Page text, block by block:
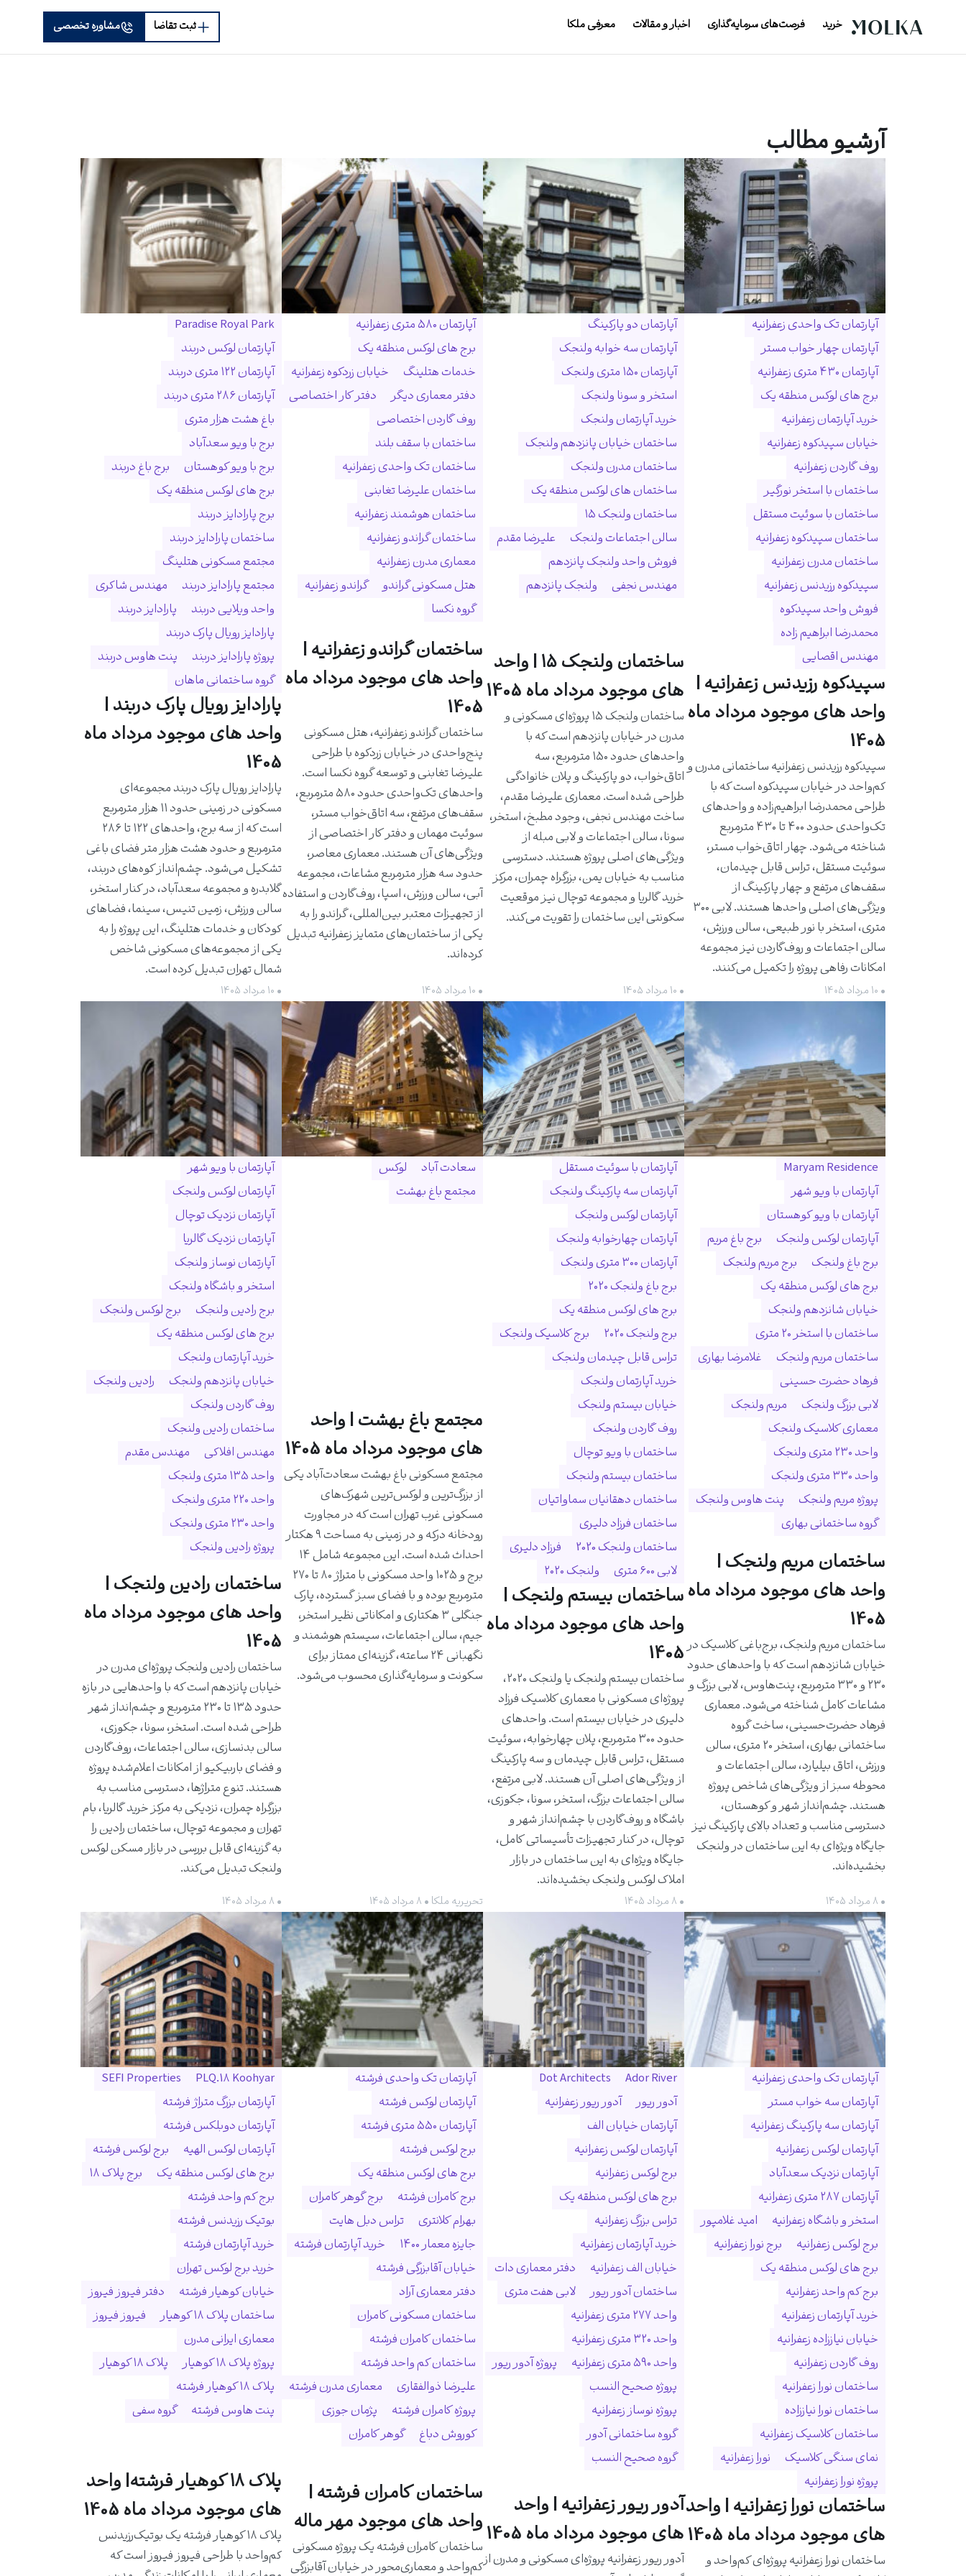
خرید فرصت‌های سرمایه‌گذاری اخبار و مقالات معرفی ملکا ثبت تقاضا مشاوره تخصصی
آرشیو مطالب
آپارتمان تک واحدی زعفرانیه
آپارتمان چهار خواب مستر
آپارتمان ۴۳۰ متری زعفرانیه
برج های لوکس منطقه یک
خرید آپارتمان زعفرانیه
خیابان سپیدکوه زعفرانیه
روف گاردن زعفرانیه
ساختمان با استخر نورگیر
ساختمان با سوئیت مستقل
ساختمان سپیدکوه زعفرانیه
ساختمان مدرن زعفرانیه
سپیدکوه رزیدنس زعفرانیه
فروش واحد سپیدکوه
محمدرضا ابراهیم زاده
مهندس اقصایی
سپیدکوه رزیدنس زعفرانیه |
واحد های موجود مرداد ماه
1405
سپیدکوه رزیدنس زعفرانیه ساختمانی مدرن و
کم‌واحد در خیابان سپیدکوه است که با
طراحی محمدرضا ابراهیم‌زاده و واحدهای
تک‌واحدی حدود ۴۰۰ تا ۴۳۰ مترمربع
شناخته می‌شود. چهار اتاق‌خواب مستر،
سوئیت مستقل، تراس قابل چیدمان،
سقف‌های مرتفع و چهار پارکینگ از
ویژگی‌های اصلی واحدها هستند. لابی ۳۰۰
متری، استخر با نور طبیعی، سالن ورزش،
سالن اجتماعات و روف‌گاردن نیز مجموعه
امکانات رفاهی پروژه را تکمیل می‌کنند.
• ۱۰ مرداد ۱۴۰۵
آپارتمان دو پارکینگ
آپارتمان سه خوابه ولنجک
آپارتمان ۱۵۰ متری ولنجک
استخر و سونا ولنجک
خرید آپارتمان ولنجک
ساختمان خیابان پانزدهم ولنجک
ساختمان مدرن ولنجک
ساختمان های لوکس منطقه یک
ساختمان ولنجک ۱۵
سالن اجتماعات ولنجک
علیرضا مقدم
فروش واحد ولنجک پانزدهم
مهندس نجفی
ولنجک پانزدهم
ساختمان ولنجک ۱۵ | واحد
های موجود مرداد ماه 1405
ساختمان ولنجک ۱۵ پروژه‌ای مسکونی و
مدرن در خیابان پانزدهم است که با
واحدهای حدود ۱۵۰ مترمربع، سه
اتاق‌خواب، دو پارکینگ و پلان خانوادگی
طراحی شده است. معماری علیرضا مقدم،
ساخت مهندس نجفی، وجود مطبخ، استخر،
سونا، سالن اجتماعات و لابی مبله از
ویژگی‌های اصلی پروژه هستند. دسترسی
مناسب به خیابان یمن، بزرگراه چمران، مرکز
خرید گالریا و مجموعه توچال نیز موقعیت
سکونتی این ساختمان را تقویت می‌کند.
• ۱۰ مرداد ۱۴۰۵
آپارتمان ۵۸۰ متری زعفرانیه
برج های لوکس منطقه یک
خدمات هتلینگ
خیابان زردکوه زعفرانیه
دفتر معماری دیگر
دفتر کار اختصاصی
روف گاردن اختصاصی
ساختمان با سقف بلند
ساختمان تک واحدی زعفرانیه
ساختمان علیرضا تغابنی
ساختمان هوشمند زعفرانیه
ساختمان گراندو زعفرانیه
معماری مدرن زعفرانیه
هتل مسکونی گراندو
گراندو زعفرانیه
گروه نکسا
ساختمان گراندو زعفرانیه |
واحد های موجود مرداد ماه
1405
ساختمان گراندو زعفرانیه، هتل مسکونی
پنج‌واحدی در خیابان زردکوه با طراحی
علیرضا تغابنی و توسعه گروه نکسا است.
واحدهای تک‌واحدی حدود ۵۸۰ مترمربع،
سقف‌های مرتفع، سه اتاق‌خواب مستر،
سوئیت مهمان و دفتر کار اختصاصی از
ویژگی‌های آن هستند. معماری معاصر،
حدود سه هزار مترمربع مشاعات، مجموعه
آبی، سالن ورزش، اسپا، روف‌گاردن و استفاده
از تجهیزات معتبر بین‌المللی، گراندو را به
یکی از ساختمان‌های متمایز زعفرانیه تبدیل
کرده‌اند.
• ۱۰ مرداد ۱۴۰۵
Paradise Royal Park
آپارتمان لوکس دربند
آپارتمان ۱۲۲ متری دربند
آپارتمان ۲۸۶ متری دربند
باغ هشت هزار متری
برج با ویو سعدآباد
برج با ویو کوهستان
برج باغ دربند
برج های لوکس منطقه یک
برج پارادایز دربند
ساختمان پارادایز دربند
مجتمع مسکونی هتلینگ
مجتمع پارادایز دربند
مهندس شاکری
واحد ویلایی دربند
پارادایز دربند
پارادایز رویال پارک دربند
پروژه پارادایز دربند
پنت هاوس دربند
گروه ساختمانی ماهان
پارادایز رویال پارک دربند |
واحد های موجود مرداد ماه
1405
پارادایز رویال پارک دربند مجموعه‌ای
مسکونی در زمینی حدود ۱۱ هزار مترمربع
است که از سه برج، واحدهای ۱۲۲ تا ۲۸۶
مترمربع و حدود هشت هزار متر فضای باغی
تشکیل می‌شود. چشم‌انداز کوه‌های دربند،
گلابدره و مجموعه سعدآباد، در کنار استخر،
سالن ورزش، زمین تنیس، سینما، فضاهای
کودکان و خدمات هتلینگ، این پروژه را به
یکی از مجموعه‌های مسکونی شاخص
شمال تهران تبدیل کرده است.
• ۱۰ مرداد ۱۴۰۵
Maryam Residence
آپارتمان با ویو شهر
آپارتمان با ویو کوهستان
آپارتمان لوکس ولنجک
برج باغ مریم
برج باغ ولنجک
برج مریم ولنجک
برج های لوکس منطقه یک
خیابان شانزدهم ولنجک
ساختمان با استخر ۲۰ متری
ساختمان مریم ولنجک
غلامرضا بهاری
فرهاد حضرت حسینی
لابی بزرگ ولنجک
مریم ولنجک
معماری کلاسیک ولنجک
واحد ۲۳۰ متری ولنجک
واحد ۳۳۰ متری ولنجک
پروژه مریم ولنجک
پنت هاوس ولنجک
گروه ساختمانی بهاری
ساختمان مریم ولنجک |
واحد های موجود مرداد ماه
1405
ساختمان مریم ولنجک، برج‌باغی کلاسیک در
خیابان شانزدهم است که با واحدهای حدود
۲۳۰ و ۳۳۰ مترمربع، پنت‌هاوس، لابی بزرگ و
مشاعات کامل شناخته می‌شود. معماری
فرهاد حضرت‌حسینی، ساخت گروه
ساختمانی بهاری، استخر ۲۰ متری، سالن
ورزش، اتاق بیلیارد، سالن اجتماعات و
محوطه سبز از ویژگی‌های شاخص پروژه
هستند. چشم‌انداز شهر و کوهستان،
دسترسی مناسب و تعداد بالای پارکینگ نیز
جایگاه ویژه‌ای به این ساختمان در ولنجک
بخشیده‌اند.
• ۸ مرداد ۱۴۰۵
آپارتمان با سوئیت مستقل
آپارتمان سه پارکینگ ولنجک
آپارتمان لوکس ولنجک
آپارتمان چهارخوابه ولنجک
آپارتمان ۳۰۰ متری ولنجک
برج باغ ولنجک ۲۰۲۰
برج های لوکس منطقه یک
برج ولنجک ۲۰۲۰
برج کلاسیک ولنجک
تراس قابل چیدمان ولنجک
خرید آپارتمان ولنجک
خیابان بیستم ولنجک
روف گاردن ولنجک
ساختمان با ویو توچال
ساختمان بیستم ولنجک
ساختمان دهقانیان سماواتیان
ساختمان فرزاد دلیری
ساختمان ولنجک 2020
فرزاد دلیری
لابی ۶۰۰ متری
ولنجک ۲۰۲۰
ساختمان بیستم ولنجک |
واحد های موجود مرداد ماه
1405
ساختمان بیستم ولنجک یا ولنجک ۲۰۲۰،
پروژه‌ای مسکونی با معماری کلاسیک فرزاد
دلیری در خیابان بیستم است. واحدهای
حدود ۳۰۰ مترمربع، پلان چهارخوابه، سوئیت
مستقل، تراس قابل چیدمان و سه پارکینگ
از ویژگی‌های اصلی آن هستند. لابی مرتفع،
سالن اجتماعات بزرگ، استخر، سونا، جکوزی،
باشگاه و روف‌گاردن با چشم‌انداز شهر و
توچال، در کنار تجهیزات تأسیساتی کامل،
جایگاه ویژه‌ای به این ساختمان در بازار
املاک لوکس ولنجک بخشیده‌اند.
• ۸ مرداد ۱۴۰۵
سعادت آباد
لوکس
مجتمع باغ بهشت
مجتمع باغ بهشت | واحد
های موجود مرداد ماه 1405
مجتمع مسکونی باغ بهشت سعادت‌آباد یکی
از بزرگ‌ترین و لوکس‌ترین شهرک‌های
مسکونی غرب تهران است که در مجاورت
رودخانه درکه و در زمینی به مساحت ۹ هکتار
احداث شده است. این مجموعه شامل ۱۴
برج و ۱۰۲۵ واحد مسکونی با متراژ ۸۰ تا ۲۷۰
مترمربع بوده و با فضای سبز گسترده، پارک
جنگلی ۳ هکتاری و امکاناتی نظیر استخر،
جیم، سالن اجتماعات، سیستم هوشمند و
نگهبانی ۲۴ ساعته، گزینه‌ای ممتاز برای
سکونت و سرمایه‌گذاری محسوب می‌شود.
تحریریه ملکا • ۸ مرداد ۱۴۰۵
آپارتمان با ویو شهر
آپارتمان لوکس ولنجک
آپارتمان نزدیک توچال
آپارتمان نزدیک گالریا
آپارتمان نوساز ولنجک
استخر و باشگاه ولنجک
برج رادین ولنجک
برج لوکس ولنجک
برج های لوکس منطقه یک
خرید آپارتمان ولنجک
خیابان پانزدهم ولنجک
رادین ولنجک
روف گاردن ولنجک
ساختمان رادین ولنجک
مهندس افلاکی
مهندس مقدم
واحد ۱۳۵ متری ولنجک
واحد ۲۲۰ متری ولنجک
واحد ۲۳۰ متری ولنجک
پروژه رادین ولنجک
ساختمان رادین ولنجک |
واحد های موجود مرداد ماه
1405
ساختمان رادین ولنجک پروژه‌ای مدرن در
خیابان پانزدهم است که با واحدهایی در بازه
حدود ۱۳۵ تا ۲۳۰ مترمربع و چشم‌انداز شهر
طراحی شده است. استخر، سونا، جکوزی،
سالن بدنسازی، سالن اجتماعات، روف‌گاردن
و فضای باربیکیو از امکانات اعلام‌شده پروژه
هستند. تنوع متراژها، دسترسی مناسب به
بزرگراه چمران، نزدیکی به مرکز خرید گالریا، بام
تهران و مجموعه توچال، ساختمان رادین را
به گزینه‌ای قابل بررسی در بازار مسکن لوکس
ولنجک تبدیل می‌کند.
• ۸ مرداد ۱۴۰۵
آپارتمان تک واحدی زعفرانیه
آپارتمان سه خواب مستر
آپارتمان سه پارکینگ زعفرانیه
آپارتمان لوکس زعفرانیه
آپارتمان نزدیک سعدآباد
آپارتمان ۲۸۷ متری زعفرانیه
استخر و باشگاه زعفرانیه
امید غلامپور
برج لوکس زعفرانیه
برج نورا زعفرانیه
برج های لوکس منطقه یک
برج کم واحد زعفرانیه
خرید آپارتمان زعفرانیه
خیابان نیاززاده زعفرانیه
روف گاردن زعفرانیه
ساختمان نورا زعفرانیه
ساختمان نورا نیاززاده
ساختمان کلاسیک زعفرانیه
نمای سنگی کلاسیک
نورا زعفرانیه
پروژه نورا زعفرانیه
ساختمان نورا زعفرانیه | واحد
های موجود مرداد ماه 1405
ساختمان نورا زعفرانیه پروژه‌ای کم‌واحد و
Ador River
Dot Architects
آدور ریور
آدور ریور زعفرانیه
آپارتمان خیابان الف
آپارتمان لوکس زعفرانیه
برج لوکس زعفرانیه
برج های لوکس منطقه یک
تراس بزرگ زعفرانیه
خرید آپارتمان زعفرانیه
خیابان الف زعفرانیه
دفتر معماری دات
ساختمان آدور ریور
لابی هفت متری
واحد ۲۷۷ متری زعفرانیه
واحد ۳۲۰ متری زعفرانیه
واحد ۵۹۰ متری زعفرانیه
پروژه آدور ریور
پروژه صحیح النسب
پروژه نوساز زعفرانیه
گروه ساختمانی آدور
گروه صحیح النسب
آدور ریور زعفرانیه | واحد
های موجود مرداد ماه 1405
آدور ریور زعفرانیه پروژه‌ای مسکونی و مدرن از
آپارتمان تک واحدی فرشته
آپارتمان لوکس فرشته
آپارتمان ۵۵۰ متری فرشته
برج لوکس فرشته
برج های لوکس منطقه یک
برج کامران فرشته
برج گوهر کامران
بهرام کلانتری
تراس دبل هایت
جایزه معمار ۱۴۰۰
خرید آپارتمان فرشته
خیابان آقابزرگی فرشته
دفتر معماری آراد
ساختمان مسکونی کامران
ساختمان کامران فرشته
ساختمان کم واحد فرشته
علیرضا ذوالفقاری
معماری مدرن فرشته
پروژه کامران فرشته
پژمان جوزی
کوروش دباغ
گوهر کامران
ساختمان کامران فرشته |
واحد های موجود مهر ماله
ساختمان کامران فرشته یک پروژه مسکونی
کم‌واحد و معماری‌محور در خیابان آقابزرگی
PLQ.18 Koohyar
SEFI Properties
آپارتمان بزرگ متراژ فرشته
آپارتمان دوبلکس فرشته
آپارتمان لوکس الهیه
برج لوکس فرشته
برج های لوکس منطقه یک
برج پلاک ۱۸
برج کم واحد فرشته
بوتیک رزیدنس فرشته
خرید آپارتمان فرشته
خرید برج لوکس تهران
خیابان کوهیار فرشته
دفتر فیروز فیروز
ساختمان پلاک ۱۸ کوهیار
فیروز فیروز
معماری ایرانی مدرن
پروژه پلاک ۱۸ کوهیار
پلاک ۱۸ کوهیار
پلاک ۱۸ کوهیار فرشته
پنت هاوس فرشته
گروه سفی
پلاک ۱۸ کوهیار فرشته| واحد
های موجود مرداد ماه 1405
پلاک ۱۸ کوهیار فرشته یک بوتیک‌رزیدنس
کم‌واحد با طراحی فیروز فیروز است که